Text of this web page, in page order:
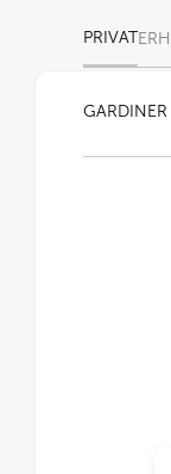
PRIVAT
GARDINER